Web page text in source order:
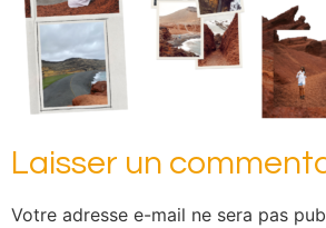
Laisser un
Votre adresse e-mail ne sera pas